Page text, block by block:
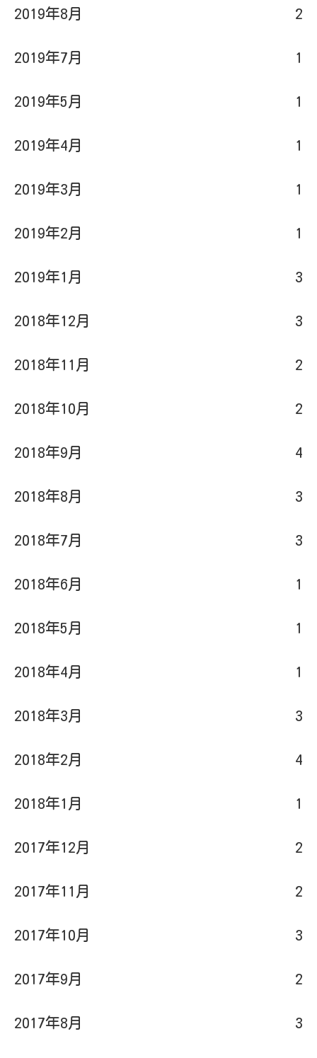
2019年8月 2
2019年7月 1
2019年5月 1
2019年4月 1
2019年3月 1
2019年2月 1
2019年1月 3
2018年12月 3
2018年11月 2
2018年10月 2
2018年9月 4
2018年8月 3
2018年7月 3
2018年6月 1
2018年5月 1
2018年4月 1
2018年3月 3
2018年2月 4
2018年1月 1
2017年12月 2
2017年11月 2
2017年10月 3
2017年9月 2
2017年8月 3